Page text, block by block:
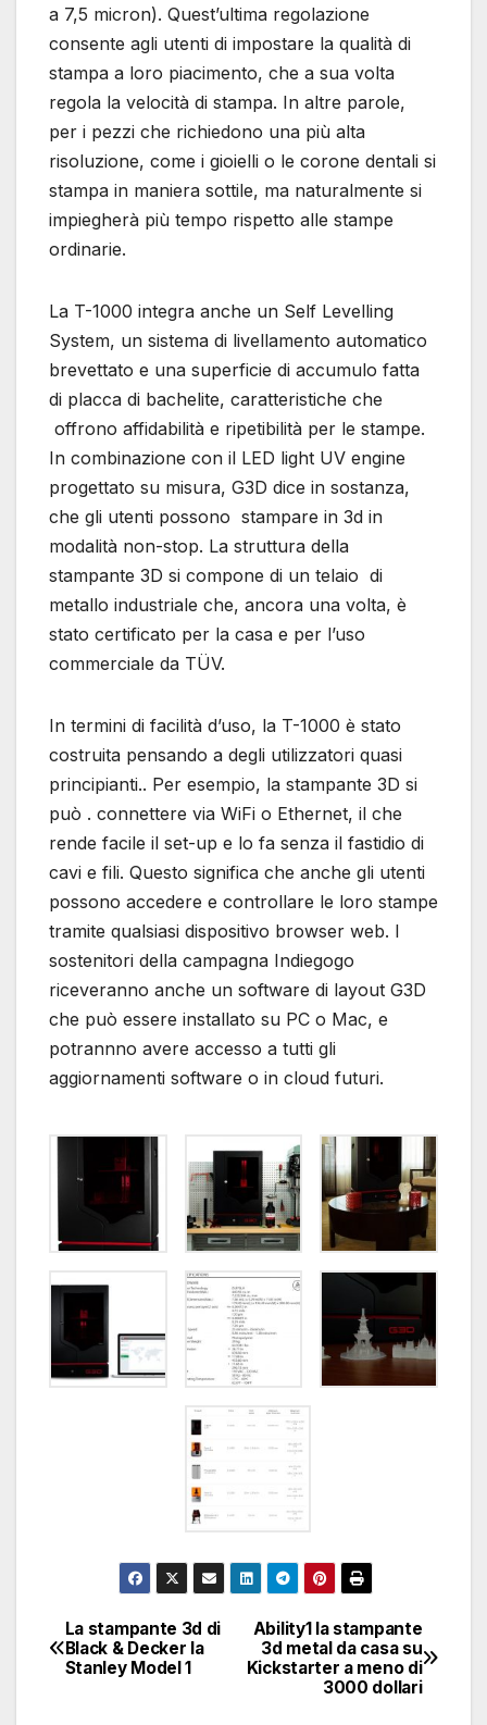
a 7,5 micron). Quest’ultima regolazione
consente agli utenti di impostare la qualità di
stampa a loro piacimento, che a sua volta
regola la velocità di stampa. In altre parole,
per i pezzi che richiedono una più alta
risoluzione, come i gioielli o le corone dentali si
stampa in maniera sottile, ma naturalmente si
impiegherà più tempo rispetto alle stampe
ordinarie.
La T-1000 integra anche un Self Levelling
System, un sistema di livellamento automatico
brevettato e una superficie di accumulo fatta
di placca di bachelite, caratteristiche che
offrono affidabilità e ripetibilità per le stampe.
In combinazione con il LED light UV engine
progettato su misura, G3D dice in sostanza,
che gli utenti possono stampare in 3d in
modalità non-stop. La struttura della
stampante 3D si compone di un telaio di
metallo industriale che, ancora una volta, è
stato certificato per la casa e per l’uso
commerciale da TÜV.
In termini di facilità d’uso, la T-1000 è stato
costruita pensando a degli utilizzatori quasi
principianti.. Per esempio, la stampante 3D si
può . connettere via WiFi o Ethernet, il che
rende facile il set-up e lo fa senza il fastidio di
cavi e fili. Questo significa che anche gli utenti
possono accedere e controllare le loro stampe
tramite qualsiasi dispositivo browser web. I
sostenitori della campagna Indiegogo
riceveranno anche un software di layout G3D
che può essere installato su PC o Mac, e
potrannno avere accesso a tutti gli
aggiornamenti software o in cloud futuri.
Navigazione
articoli
Ability1 la stampante
3d metal da casa su
Kickstarter a meno di
3000 dollari
La stampante 3d di
Black & Decker la
Stanley Model 1